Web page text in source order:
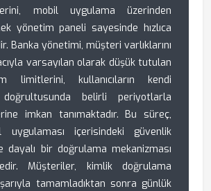
mobil uygulama üzerinden
yönetim paneli sayesinde hızlıca
Banka yönetimi, müşteri varlıklarını
varsayılan olarak düşük tutulan
limitlerini, kullanıcıların kendi
belirli periyotlarla
imkan tanımaktadır. Bu süreç,
uygulaması içerisindeki güvenlik
dayalı bir doğrulama mekanizması
Müşteriler, kimlik doğrulama
tamamladıktan sonra günlük